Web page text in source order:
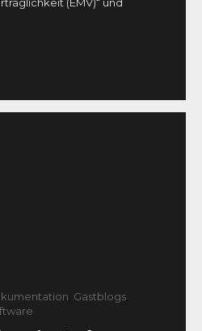
(EMV)“ und
Gastblogs,